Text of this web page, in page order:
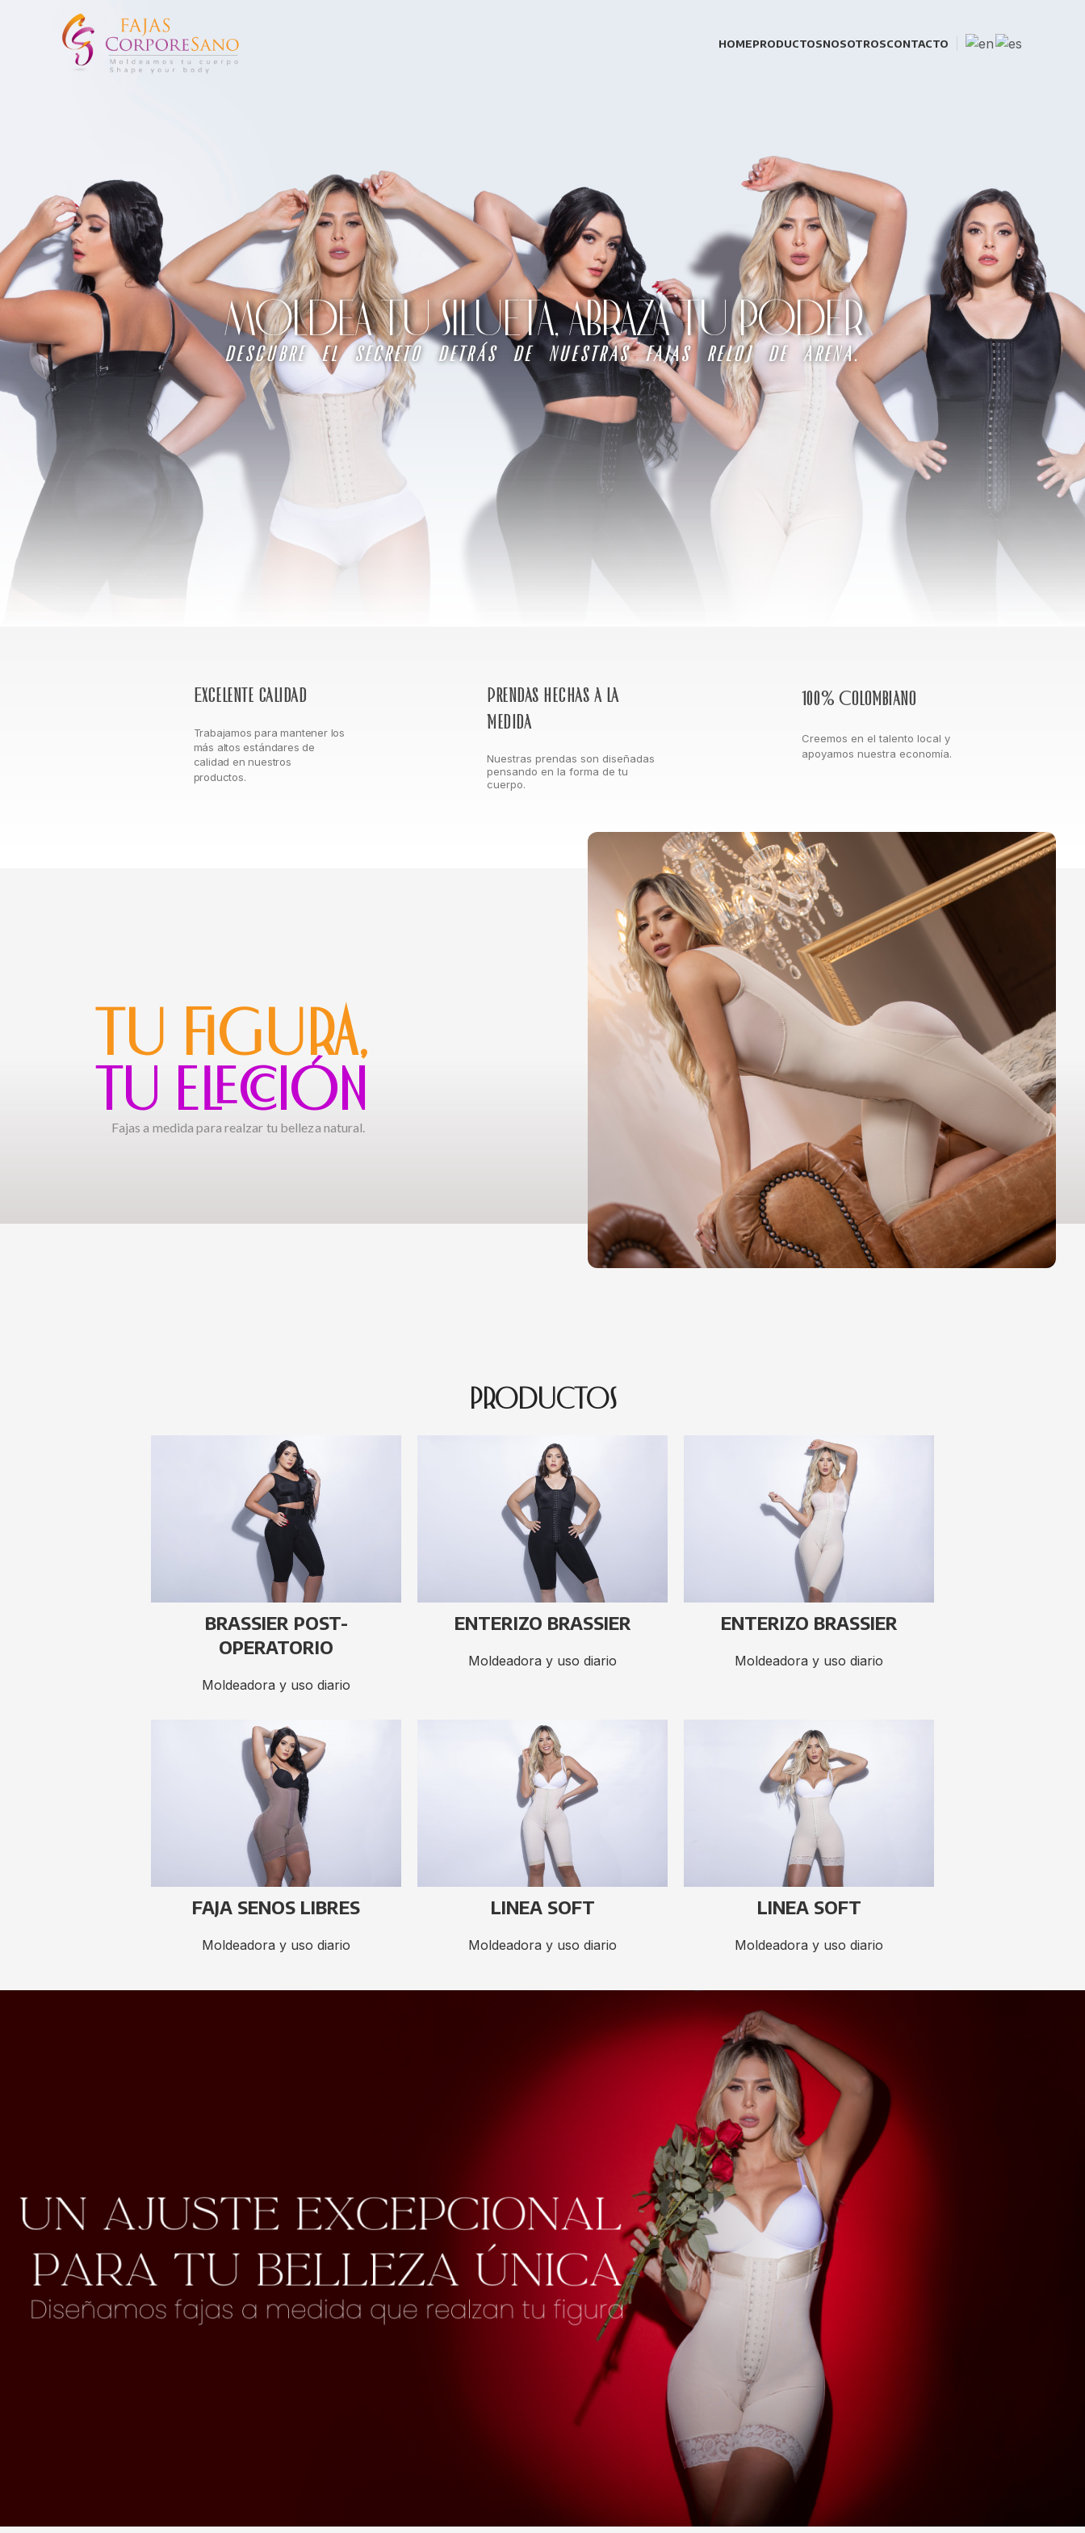
HOMEPRODUCTOSNOSOTROSCONTACTO
MOLDEA TU SILUETA, ABRAZA TU PODER
descubre el secreto detrás de nuestras fajas reloj de arena.
Excelente calidad
Trabajamos para mantener los
más altos estándares de
calidad en nuestros
productos.
Prendas hechas a la
medida
Nuestras prendas son diseñadas
pensando en la forma de tu
cuerpo.
100% Colombiano
Creemos en el talento local y
apoyamos nuestra economía.
TU FIGURA,
TU ELECCIÓN
Fajas a medida para realzar tu belleza natural.
PRODUCTOS
BRASSIER POST-
OPERATORIO
Moldeadora y uso diario
ENTERIZO BRASSIER
Moldeadora y uso diario
ENTERIZO BRASSIER
Moldeadora y uso diario
FAJA SENOS LIBRES
Moldeadora y uso diario
LINEA SOFT
Moldeadora y uso diario
LINEA SOFT
Moldeadora y uso diario